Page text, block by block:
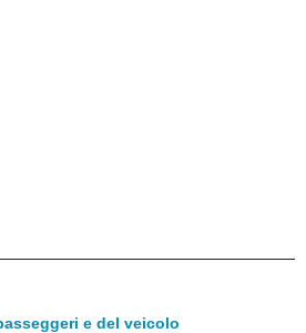
e del veicolo